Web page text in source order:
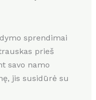
sprendimai
prieš
savo namo
jis susidūrė su